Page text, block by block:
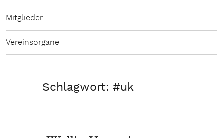
Mitglieder
Vereinsorgane
Schlagwort:#uk